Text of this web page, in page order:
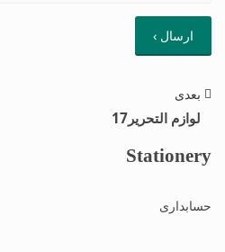
بعدی
لوازم التحریر17
Stationery
حسابداری